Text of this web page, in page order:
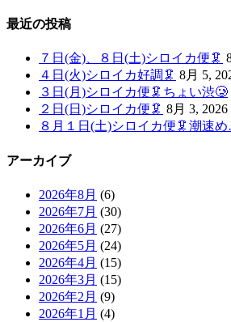
最近の投稿
７日(金)、８日(土)シロイカ便🦑
４日(火)シロイカ好調🦑 8月 5,
３日(月)シロイカ便🦑ちょい渋🥲
２日(日)シロイカ便🦑 8月 3, 2026
８月１日(土)シロイカ便🦑潮速
アーカイブ
2026年8月 (6)
2026年7月 (30)
2026年6月 (27)
2026年5月 (24)
2026年4月 (15)
2026年3月 (15)
2026年2月 (9)
2026年1月 (4)